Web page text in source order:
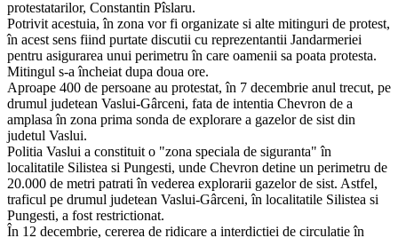
protestatarilor, Constantin Pîslaru.
Potrivit acestuia, în zona vor fi organizate si alte mitinguri de protest,
în acest sens fiind purtate discutii cu reprezentantii Jandarmeriei
pentru asigurarea unui perimetru în care oamenii sa poata protesta.
Mitingul s-a încheiat dupa doua ore.
Aproape 400 de persoane au protestat, în 7 decembrie anul trecut, pe
drumul judetean Vaslui-Gârceni, fata de intentia Chevron de a
amplasa în zona prima sonda de explorare a gazelor de sist din
judetul Vaslui.
Politia Vaslui a constituit o "zona speciala de siguranta" în
localitatile Silistea si Pungesti, unde Chevron detine un perimetru de
20.000 de metri patrati în vederea explorarii gazelor de sist. Astfel,
traficul pe drumul judetean Vaslui-Gârceni, în localitatile Silistea si
Pungesti, a fost restrictionat.
În 12 decembrie, cererea de ridicare a interdictiei de circulatie în